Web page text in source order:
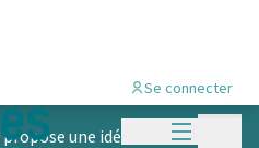
Menu
Se connecter
une idée